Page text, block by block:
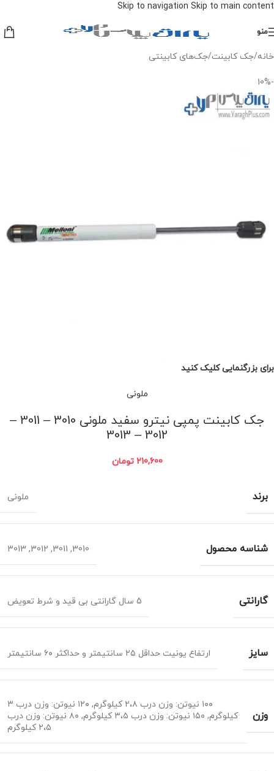
Skip to navigation Skip to main content
منو
خانه/جک کابینت/جک‌های کابینتی
-10%
برای بزرگنمایی کلیک کنید
ملونی
جک کابینت پمپی نیترو سفید ملونی 3010 – 3011 –
3012 – 3013
210,600 تومان
برند ملونی
شناسه محصول 3010
,
3011
,
3012
,
3013
گارانتی 5 سال گارانتی بی قید و شرط تعویض
سایز ارتفاع یونیت حداقل ۲۵ سانتیمتر و حداکثر ۶۰ سانتیمتر
وزن
۱۰۰ نیوتن: وزن درب ۲،۸ کیلوگرم ,
۱۲۰ نیوتن: وزن درب ۳
کیلوگرم, ۱۵۰ نیوتن: وزن درب ۳،۵ کیلوگرم ,
۸۰ نیوتن: وزن درب
۲،۵ کیلوگرم